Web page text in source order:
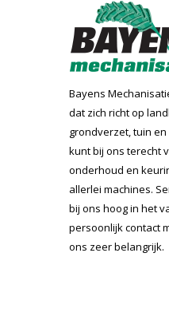
Bayens
dat zich richt op
grondverzet, tuin
kunt bij ons terecht
onderhoud en
allerlei machines.
bij ons hoog in het
persoonlijk contact
ons zeer belangrijk.